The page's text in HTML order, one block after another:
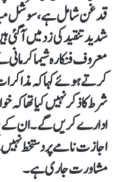
قدغن شامل ہے، سوشل
شدید تنقید کی زد میں آ
معروف فنکارہشیما کرمانی
کرتے ہوئے کہا کہ
شرط کا ذکر نہیں کیا تھا کہ
ادارے کریں گے۔ ان کے
اجازت نامے پر دستخط
مشاورت جاری ہے۔